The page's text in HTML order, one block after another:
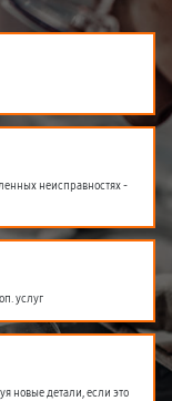
неисправностях -
услуг
новые детали, если это